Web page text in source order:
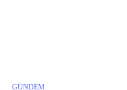
GÜNDEM